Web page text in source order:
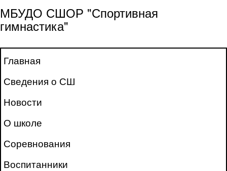
МБУДО СШОР "Спортивная
гимнастика"
Главная
Сведения о СШ
Новости
О школе
Соревнования
Воспитанники